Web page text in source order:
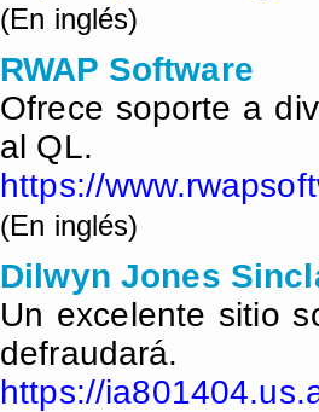
(En inglés)
RWAP Software
Ofrece soporte a
al QL.
https://
(En inglés)
Dilwyn Jones
Un excelente sitio
defraudará.
https://